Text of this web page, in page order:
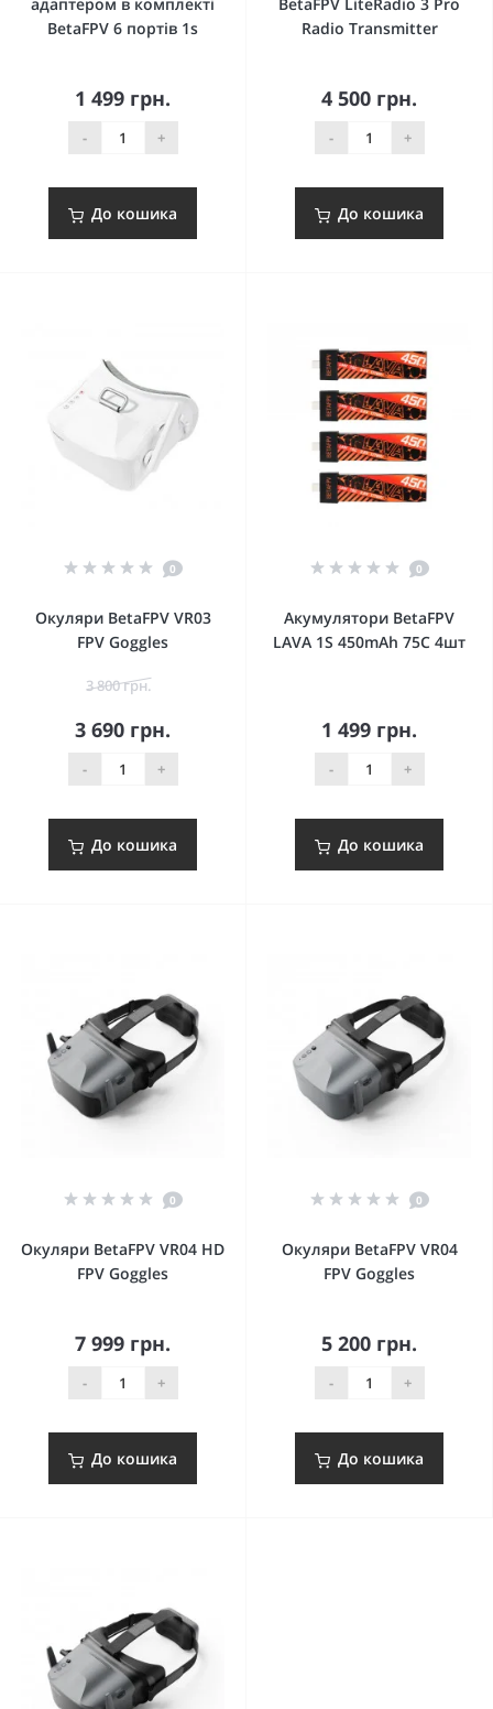
адаптером в комплекті
BetaFPV 6 портів 1s
1 499 грн.
- +
До кошика
BetaFPV LiteRadio 3 Pro
Radio Transmitter
4 500 грн.
- +
До кошика
0
Окуляри BetaFPV VR03
FPV Goggles
3 800 грн.
3 690 грн.
- +
До кошика
0
Акумулятори BetaFPV
LAVA 1S 450mAh 75C 4шт
1 499 грн.
- +
До кошика
0
Окуляри BetaFPV VR04 HD
FPV Goggles
7 999 грн.
- +
До кошика
0
Окуляри BetaFPV VR04
FPV Goggles
5 200 грн.
- +
До кошика